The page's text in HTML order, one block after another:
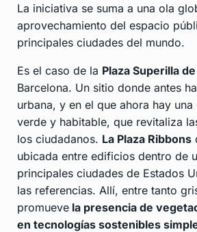
La iniciativa se suma a una ola
aprovechamiento del espacio
principales ciudades del mundo.
Es el caso de la Plaza Superilla
Barcelona. Un sitio donde antes
urbana, y en el que ahora hay una
verde y habitable, que revitaliza
los ciudadanos. La Plaza Ribbons
ubicada entre edificios dentro de
principales ciudades de Estados
las referencias. Allí, entre tanto
promueve la presencia de
en tecnologías sostenibles